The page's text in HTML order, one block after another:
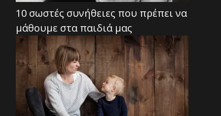
10 σωστές συνήθειες που πρέπει να
μάθουμε στα παιδιά μας